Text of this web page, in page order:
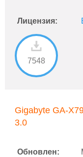
Лицензия:
7548
Gigabyte GA-
3.0
Обновлен: